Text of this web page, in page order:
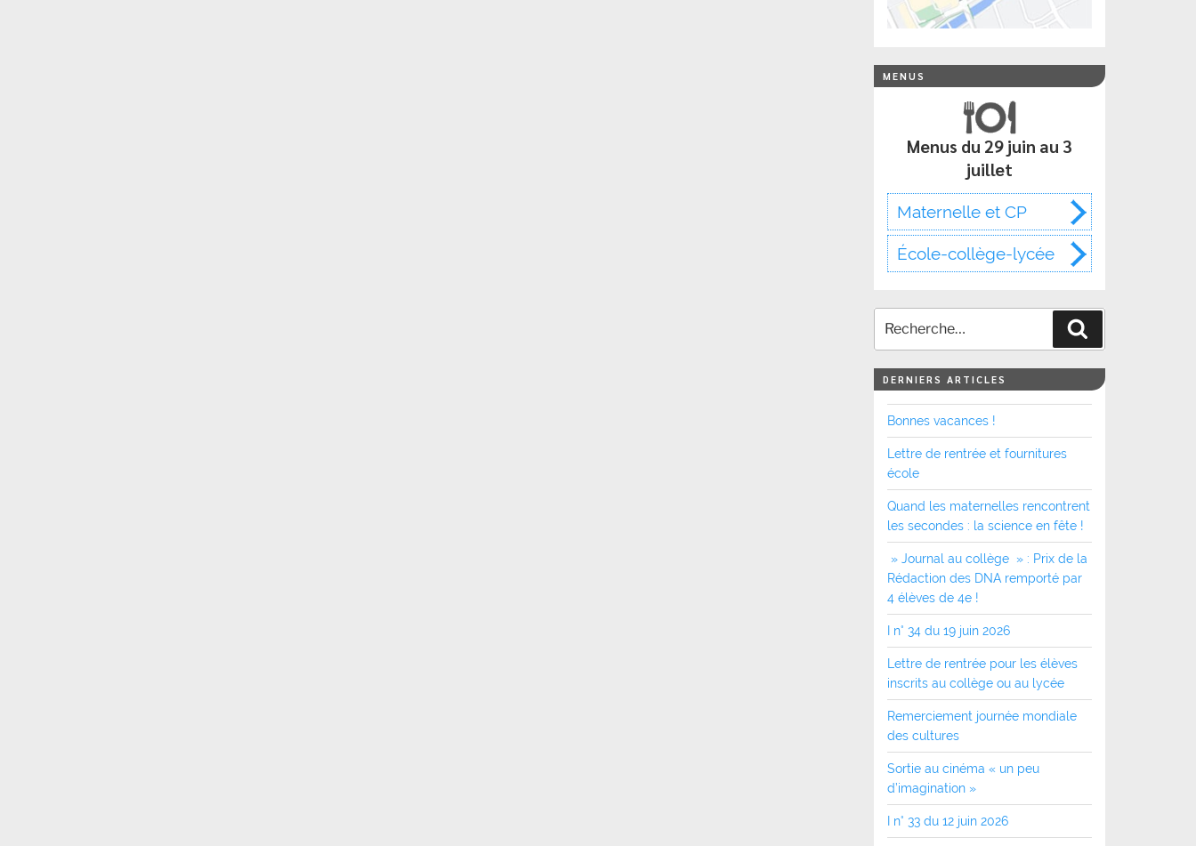
MENUS
Menus du 29 juin au 3
juillet
Maternelle et CP
École-collège-lycée
DERNIERS ARTICLES
Bonnes vacances !
Lettre de rentrée et fournitures
école
Quand les maternelles rencontrent
les secondes : la science en fête !
» Journal au collège » : Prix de la
Rédaction des DNA remporté par
4 élèves de 4e !
I n° 34 du 19 juin 2026
Lettre de rentrée pour les élèves
inscrits au collège ou au lycée
Remerciement journée mondiale
des cultures
Sortie au cinéma « un peu
d’imagination »
I n° 33 du 12 juin 2026